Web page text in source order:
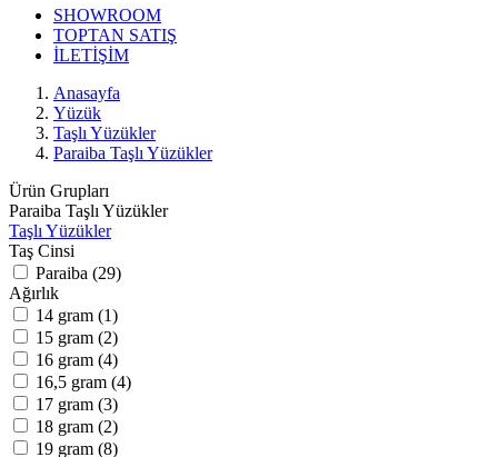
SHOWROOM
TOPTAN SATIŞ
İLETİŞİM
Anasayfa
Yüzük
Taşlı Yüzükler
Paraiba Taşlı Yüzükler
Ürün Grupları
Paraiba Taşlı Yüzükler
Taşlı Yüzükler
Taş Cinsi
Paraiba (29)
Ağırlık
14 gram (1)
15 gram (2)
16 gram (4)
16,5 gram (4)
17 gram (3)
18 gram (2)
19 gram (8)